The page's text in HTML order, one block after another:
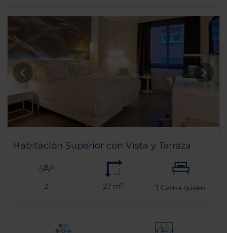
Habitación Superior con Vista y Terraza
2 27 m² 1 Cama queen